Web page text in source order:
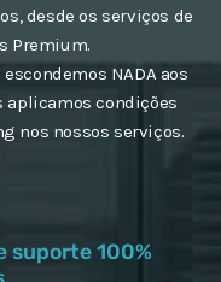
desde os serviços de
Premium.
NADA aos
aplicamos condições
nos nossos serviços.
suporte 100%